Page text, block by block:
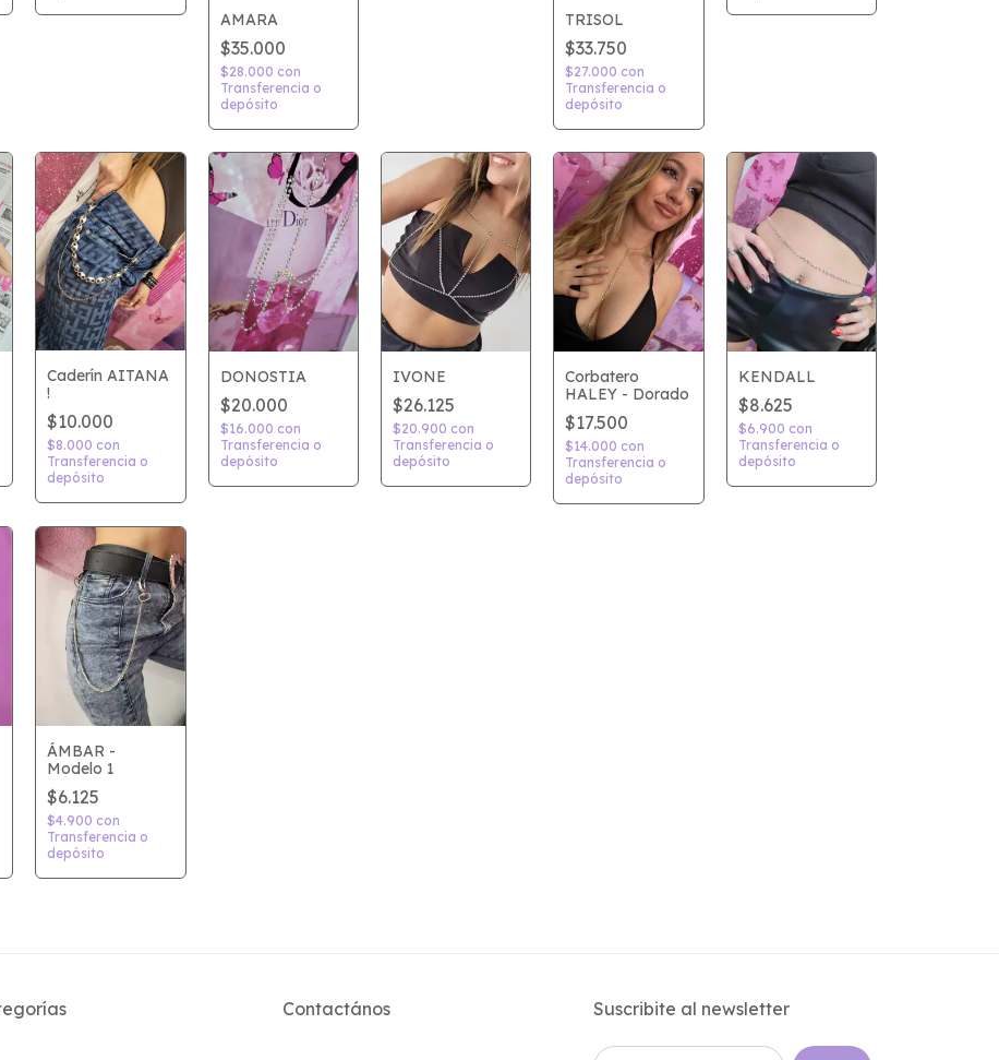
AMARA
$35.000
$28.000 con
Transferencia o
depósito
TRISOL
$33.750
$27.000 con
Transferencia o
depósito
Caderín AITANA
!
$10.000
$8.000 con
Transferencia o
depósito
DONOSTIA
$20.000
$16.000 con
Transferencia o
depósito
IVONE
$26.125
$20.900 con
Transferencia o
depósito
Corbatero
HALEY - Dorado
$17.500
$14.000 con
Transferencia o
depósito
KENDALL
$8.625
$6.900 con
Transferencia o
depósito
ÁMBAR -
Modelo 1
$6.125
$4.900 con
Transferencia o
depósito
Contactános Suscribite al newsletter